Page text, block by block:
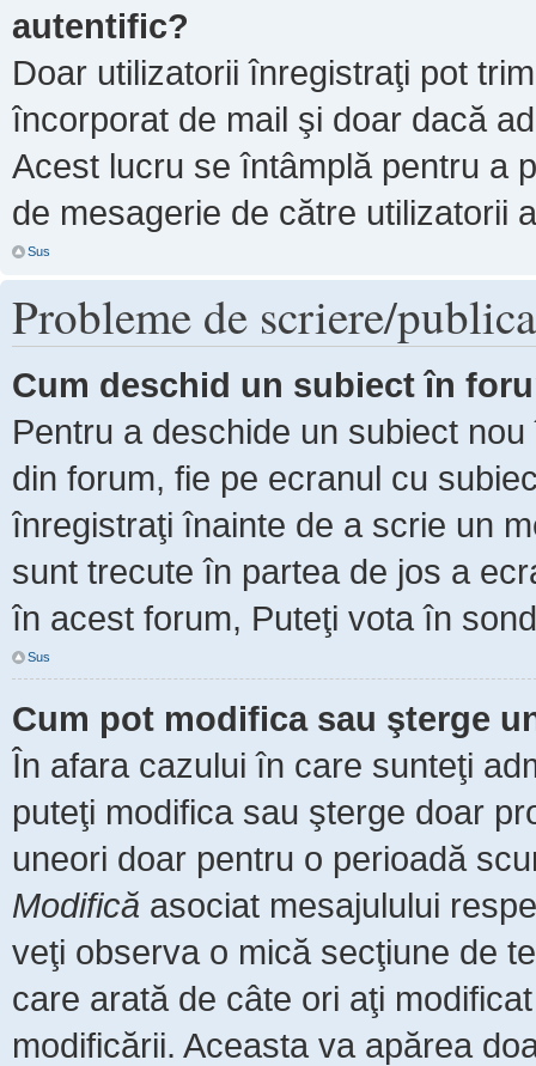
autentific?
Doar utilizatorii înregistraţi pot
încorporat de mail şi doar dacă
Acest lucru se întâmplă pentru a
de mesagerie de către utilizatorii
Sus
Probleme de scriere/
Cum deschid un subiect în
Pentru a deschide un subiect
din forum, fie pe ecranul cu
înregistraţi înainte de a scrie un
sunt trecute în partea de jos a
în acest forum, Puteţi vota în
Sus
Cum pot modifica sau şterge
În afara cazului în care sunteţi
puteţi modifica sau şterge doar
uneori doar pentru o perioadă
Modifică asociat mesajulului
veţi observa o mică secţiune de
care arată de câte ori aţi
modificării. Aceasta va apărea